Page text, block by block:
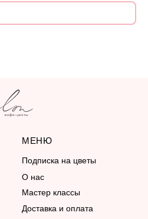
МЕНЮ
Подписка на цветы
О нас
Мастер классы
Доставка и оплата